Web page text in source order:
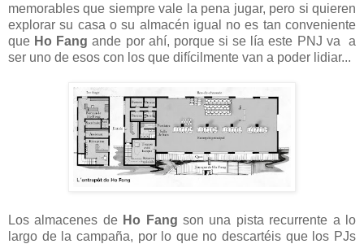
memorables que siempre vale la pena jugar, pero si quieren
explorar su casa o su almacén igual no es tan conveniente
que Ho Fang ande por ahí, porque si se lía este PNJ va a
ser uno de esos con los que difícilmente van a poder lidiar...
Los almacenes de Ho Fang son una pista recurrente a lo
largo de la campaña, por lo que no descartéis que los PJs